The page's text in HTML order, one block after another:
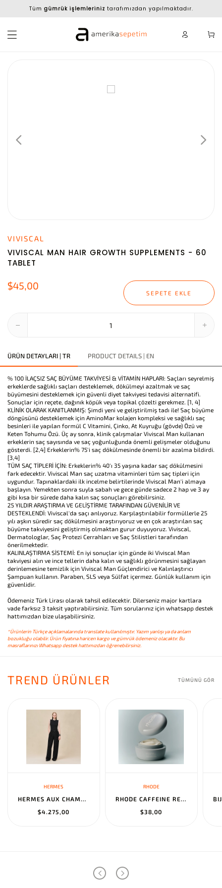
Tüm gümrük işlemleriniz tarafımızdan yapılmaktadır.
VIVISCAL
VIVISCAL MAN HAIR GROWTH SUPPLEMENTS - 60
TABLET
$45,00
SEPETE EKLE
ÜRÜN DETAYLARI | TR PRODUCT DETAILS | EN
% 100 İLAÇSIZ SAÇ BÜYÜME TAKVİYESİ & VİTAMİN HAPLARI: Saçları seyrelmiş
erkeklerde sağlıklı saçları desteklemek, dökülmeyi azaltmak ve saç
büyümesini desteklemek için güvenli diyet takviyesi tedavisi alternatifi.
Sonuçlar için reçete, dağınık köpük veya topikal çözelti gerekmez. [1, 4]
KLİNİK OLARAK KANITLANMIŞ: Şimdi yeni ve geliştirilmiş tadı ile! Saç büyüme
döngüsünü desteklemek için AminoMar kolajen kompleksi ve sağlıklı saç
besinleri ile yapılan formül C Vitamini, Çinko, At Kuyruğu (gövde) Özü ve
Keten Tohumu Özü. Üç ay sonra, klinik çalışmalar Viviscal Man kullanan
erkeklerin saç sayısında ve saç yoğunluğunda önemli gelişmeler olduğunu
gösterdi. [2,4] Erkeklerin% 75'i saç dökülmesinde önemli bir azalma bildirdi.
[3,4]
TÜM SAÇ TİPLERİ İÇİN: Erkeklerin% 40'ı 35 yaşına kadar saç dökülmesini
fark edecektir. Viviscal Man saç uzatma vitaminleri tüm saç tipleri için
uygundur. Tapınaklardaki ilk incelme belirtilerinde Viviscal Man'i almaya
başlayın. Yemekten sonra suyla sabah ve gece günde sadece 2 hap ve 3 ay
gibi kısa bir sürede daha kalın saç sonuçları görebilirsiniz.
25 YILDIR ARAŞTIRMA VE GELİŞTİRME TARAFINDAN GÜVENİLİR VE
DESTEKLENDİ: Viviscal'da saçı anlıyoruz. Karşılaştırılabilir formüllerle 25
yılı aşkın süredir saç dökülmesini araştırıyoruz ve en çok araştırılan saç
büyüme takviyesini geliştirmiş olmaktan gurur duyuyoruz. Viviscal,
Dermatologlar, Saç Protezi Cerrahları ve Saç Stilistleri tarafından
önerilmektedir.
KALINLAŞTIRMA SİSTEMİ: En iyi sonuçlar için günde iki Viviscal Man
takviyesi alın ve ince tellerin daha kalın ve sağlıklı görünmesini sağlayan
derinlemesine temizlik için Viviscal Man Güçlendirici ve Kalınlaştırıcı
Şampuan kullanın. Paraben, SLS veya Sülfat içermez. Günlük kullanım için
güvenlidir.
Ödemeniz Türk Lirası olarak tahsil edilecektir. Dilerseniz major kartlara
vade farksız 3 taksit yaptırabilirsiniz. Tüm sorularınız için whatsapp destek
hattımızdan bize ulaşabilirsiniz.
*Ürünlerin Türkçe açıklamalarında translate kullanılmıştır. Yazım yanlışı ya da anlam
bozukluğu olabilir. Ürün fiyatına haricen kargo ve gümrük ödemeniz olacaktır. Bu
masraflarınızı Whatsapp destek hattımızdan öğrenebilirsiniz.
TREND ÜRÜNLER TÜMÜNÜ GÖR
HERMES
HERMES AUX CHAMPS EN FLEURS" PANTS NOIR
$4.275,00
RHODE
RHODE CAFFEINE RESET SCULPTING CREAM MASK
$38,00